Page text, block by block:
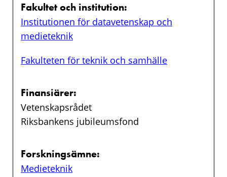
Fakultet och institution:
Institutionen för datavetenskap och
medieteknik
Fakulteten för teknik och samhälle
Finansiärer:
Vetenskapsrådet
Riksbankens jubileumsfond
Forskningsämne:
Medieteknik